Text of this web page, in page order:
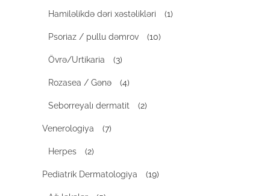
Hamiləlikdə dəri xəstəlikləri (1)
Psoriaz / pullu dəmrov (10)
Övrə/Urtikaria (3)
Rozasea / Gənə (4)
Seborreyalı dermatit (2)
Venerologiya (7)
Herpes (2)
Pediatrik Dermatologiya (19)